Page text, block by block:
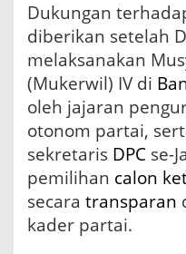
Dukungan
diberikan setelah
melaksanakan
(Mukerwil) IV di
oleh jajaran
otonom partai,
sekretaris DPC se-
pemilihan calon
secara transparan
kader partai.